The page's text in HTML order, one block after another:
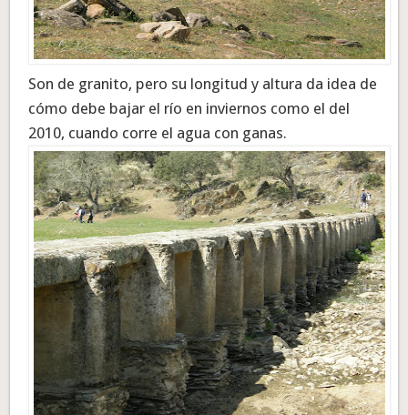
Son de granito, pero su longitud y altura da idea de
cómo debe bajar el río en inviernos como el del
2010, cuando corre el agua con ganas.